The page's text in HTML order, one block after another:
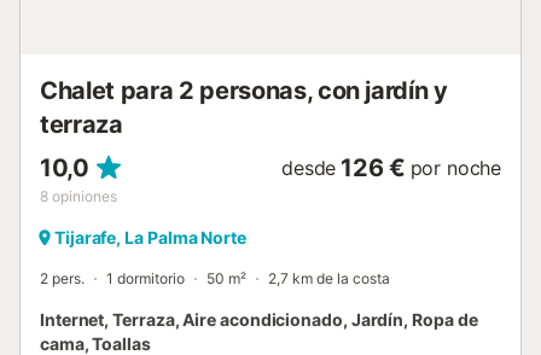
Chalet para 2 personas, con jardín y
terraza
10,0
8 opiniones
desde 126 € por noche
Tijarafe, La Palma Norte
2 pers. 1 dormitorio 50 m² 2,7 km de la costa
Internet, Terraza, Aire acondicionado, Jardín, Ropa de
cama, Toallas